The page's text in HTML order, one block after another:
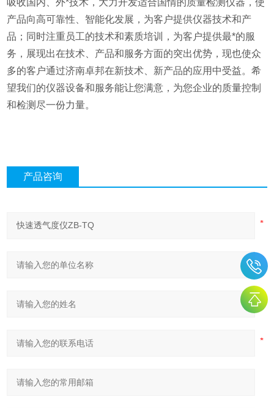
吸收国内、外*技术，大力开发适合国情的质量检测仪器，使
产品向高可靠性、智能化发展，为客户提供仪器技术和产
品；同时注重员工的技术和素质培训，为客户提供最*的服
务，展现出在技术、产品和服务方面的突出优势，现也使众
多的客户通过济南卓邦在新技术、新产品的应用中受益。希
望我们的仪器设备和服务能让您满意，为您企业的质量控制
和检测尽一份力量。
产品咨询